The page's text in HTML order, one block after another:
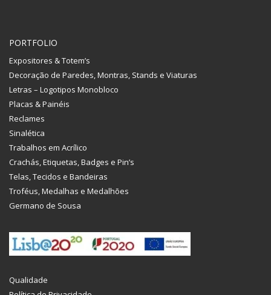
PORTFOLIO
Expositores & Totem’s
Decoração de Paredes, Montras, Stands e Viaturas
Letras – Logotipos Monobloco
Placas & Painéis
Reclames
Sinalética
Trabalhos em Acrílico
Crachás, Etiquetas, Badges e Pin’s
Telas, Tecidos e Bandeiras
Troféus, Medalhas e Medalhões
Germano de Sousa
Qualidade